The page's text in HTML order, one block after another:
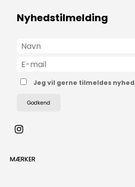
Nyhedstilmelding
Jeg vil gerne tilmeldes
Godkend
MÆRKER